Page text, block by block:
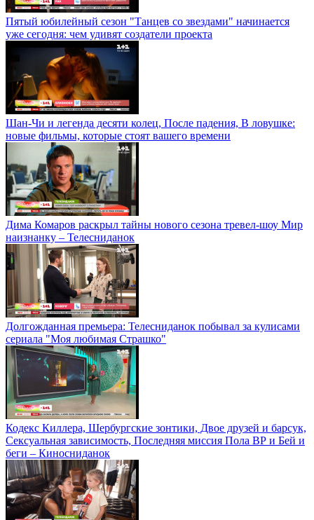
Пятый юбилейный сезон "Танцев со звездами" начинается
уже сегодня: чем удивят создатели проекта
Шан-Чи и легенда десяти колец, После падения, В ловушке:
новые фильмы, которые стоят вашего времени
Дима Комаров раскрыл тайны нового сезона тревел-шоу Мир
наизнанку – Телесниданок
Долгожданная премьера: Телесниданок побывал за кулисами
сериала "Моя любимая Страшко"
Кодекс Киллера, Шербургские зонтики, Двое друзей и барсук,
Сексуальная зависимость, Последняя миссия Пола ВР и Бей и
беги – Киносниданок